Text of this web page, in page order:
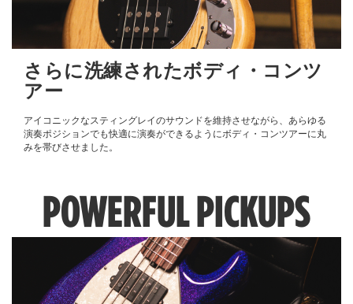
さらに洗練されたボディ・コンツ
アー
アイコニックなスティングレイのサウンドを維持させながら、あらゆる
演奏ポジションでも快適に演奏ができるようにボディ・コンツアーに丸
みを帯びさせました。
POWERFUL PICKUPS